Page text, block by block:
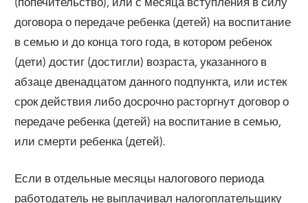
договора о передаче ребенка (детей) на воспитание
в семью и до конца того года, в котором ребенок
(дети) достиг (достигли) возраста, указанного в
абзаце двенадцатом данного подпункта, или истек
срок действия либо досрочно расторгнут договор о
передаче ребенка (детей) на воспитание в семью,
или смерти ребенка (детей).
Если в отдельные месяцы налогового периода
работодатель не выплачивал налогоплательщику